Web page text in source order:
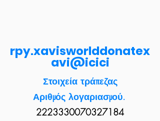
rpy.xavisworlddonatex
avi@icici
Στοιχεία τράπεζας
Αριθμός λογαριασμού.
2223330070327184